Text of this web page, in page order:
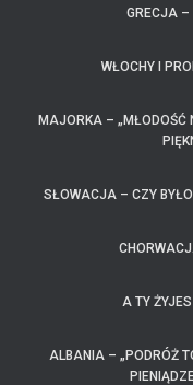
GRECJA –
WŁOCHY I
MAJORKA – „MŁODOŚĆ
SŁOWACJA – CZY
A TY
ALBANIA – „PODRÓŻ